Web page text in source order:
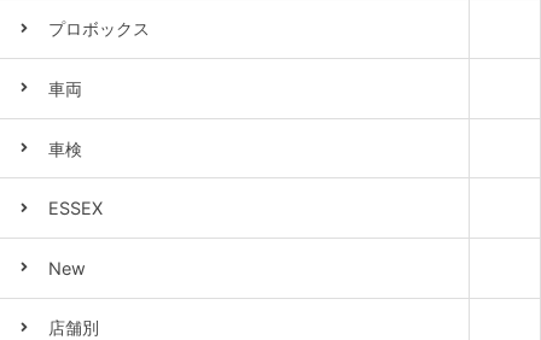
プロボックス
車両
車検
ESSEX
New
店舗別